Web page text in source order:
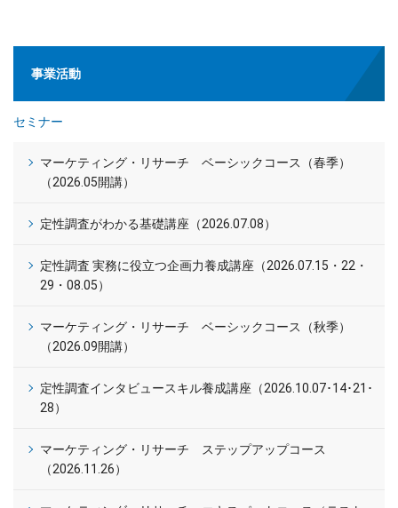
事業活動
セミナー
マーケティング・リサーチ ベーシックコース（春季）
（2026.05開講）
定性調査がわかる基礎講座（2026.07.08）
定性調査 実務に役立つ企画力養成講座（2026.07.15・22・
29・08.05）
マーケティング・リサーチ ベーシックコース（秋季）
（2026.09開講）
定性調査インタビュースキル養成講座（2026.10.07･14･21･
28）
マーケティング・リサーチ ステップアップコース
（2026.11.26）